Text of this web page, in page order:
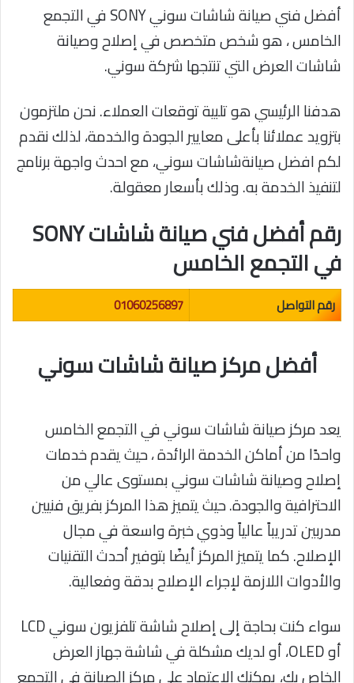
أفضل فني صيانة شاشات سوني SONY في التجمع
الخامس ، هو شخص متخصص في إصلاح وصيانة
شاشات العرض التي تنتجها شركة سوني.
هدفنا الرئيسي هو تلبية توقعات العملاء. نحن ملتزمون
بتزويد عملائنا بأعلى معايير الجودة والخدمة، لذلك نقدم
لكم افضل صيانةشاشات سوني، مع احدث واجهة برنامج
لتنفيذ الخدمة به. وذلك بأسعار معقولة.
رقم أفضل فني صيانة شاشات SONY
في التجمع الخامس
رقم التواصل 01060256897
أفضل مركز صيانة شاشات سوني
يعد مركز صيانة شاشات سوني في التجمع الخامس
واحدًا من أماكن الخدمة الرائدة ، حيث يقدم خدمات
إصلاح وصيانة شاشات سوني بمستوى عالي من
الاحترافية والجودة. حيث يتميز هذا المركز بفريق فنيين
مدربين تدريباً عالياً وذوي خبرة واسعة في مجال
الإصلاح. كما يتميز المركز أيضًا بتوفير أحدث التقنيات
والأدوات اللازمة لإجراء الإصلاح بدقة وفعالية.
سواء كنت بحاجة إلى إصلاح شاشة تلفزيون سوني LCD
أو OLED، أو لديك مشكلة في شاشة جهاز العرض
الخاص بك، يمكنك الاعتماد على مركز الصيانة في التجمع